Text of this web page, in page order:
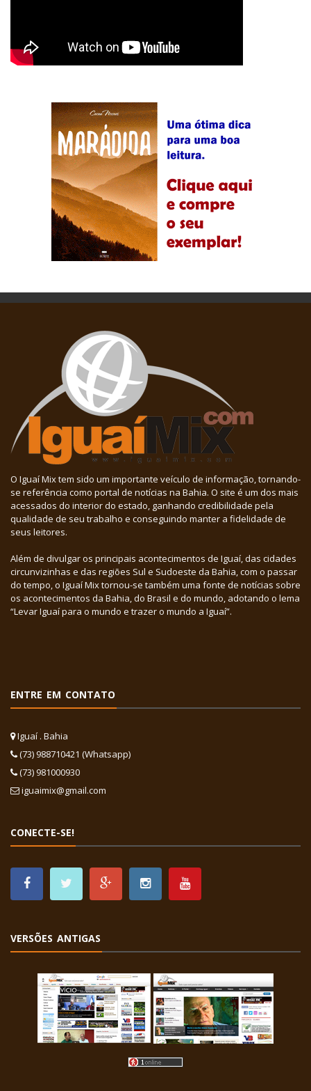
O Iguaí Mix tem sido um importante veículo de informação, tornando-
se referência como portal de notícias na Bahia. O site é um dos mais
acessados do interior do estado, ganhando credibilidade pela
qualidade de seu trabalho e conseguindo manter a fidelidade de
seus leitores.
Além de divulgar os principais acontecimentos de Iguaí, das cidades
circunvizinhas e das regiões Sul e Sudoeste da Bahia, com o passar
do tempo, o Iguaí Mix tornou-se também uma fonte de notícias sobre
os acontecimentos da Bahia, do Brasil e do mundo, adotando o lema
“Levar Iguaí para o mundo e trazer o mundo a Iguaí”.
ENTRE EM CONTATO
Iguaí . Bahia
(73) 988710421 (Whatsapp)
(73) 981000930
iguaimix@gmail.com
CONECTE-SE!
VERSÕES ANTIGAS